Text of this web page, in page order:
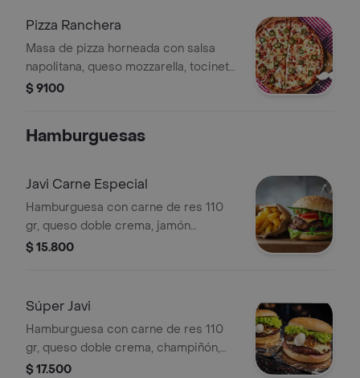
Pizza Ranchera
Masa de pizza horneada con salsa
napolitana, queso mozzarella, tocineta,
jamón y carne desmechada, tamaño a
$ 9100
Hamburguesas
Javi Carne Especial
Hamburguesa con carne de res 110
gr, queso doble crema, jamón
ahumado, cebolla, lechuga, tomate,
$ 15.800
Súper Javi
Hamburguesa con carne de res 110
gr, queso doble crema, champiñón,
huevo de codorniz, jamón ahumado,
$ 17.500